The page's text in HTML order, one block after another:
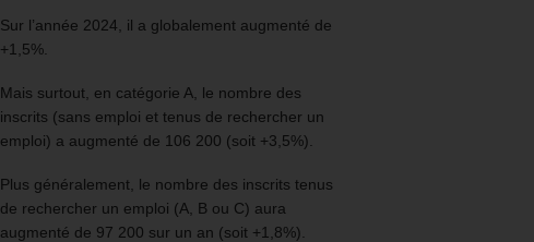
Sur l’année 2024, il a globalement augmenté de
+1,5%.
Mais surtout, en catégorie A, le nombre des
inscrits (sans emploi et tenus de rechercher un
emploi) a augmenté de 106 200 (soit +3,5%).
Plus généralement, le nombre des inscrits tenus
de rechercher un emploi (A, B ou C) aura
augmenté de 97 200 sur un an (soit +1,8%).